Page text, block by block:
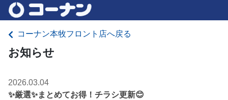
コーナン本牧フロント店へ戻る
お知らせ
2026.03.04
✨厳選✨まとめてお得！チラシ更新😊